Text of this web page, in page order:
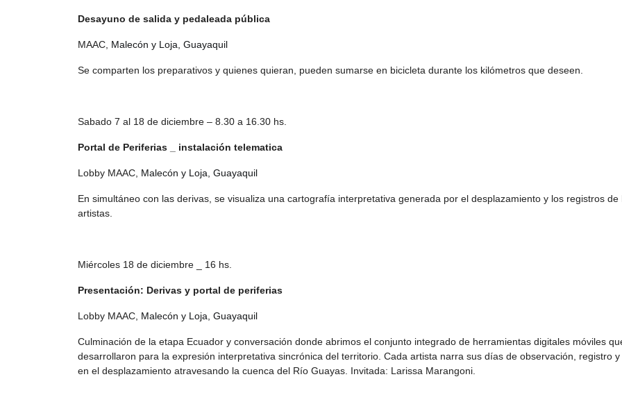
Desayuno de salida y pedaleada pública
MAAC, Malecón y Loja, Guayaquil
Se comparten los preparativos y quienes quieran, pueden sumarse en bicicleta durante los kilómetros que deseen.
Sabado 7 al 18 de diciembre – 8.30 a 16.30 hs.
Portal de Periferias _ instalación telematica
Lobby MAAC, Malecón y Loja, Guayaquil
En simultáneo con las derivas, se visualiza una cartografía interpretativa generada por el desplazamiento y los registros de
artistas.
Miércoles 18 de diciembre _ 16 hs.
Presentación: Derivas y portal de periferias
Lobby MAAC, Malecón y Loja, Guayaquil
Culminación de la etapa Ecuador y conversación donde abrimos el conjunto integrado de herramientas digitales móviles
desarrollaron para la expresión interpretativa sincrónica del territorio. Cada artista narra sus días de observación, registro y
en el desplazamiento atravesando la cuenca del Río Guayas. Invitada: Larissa Marangoni.